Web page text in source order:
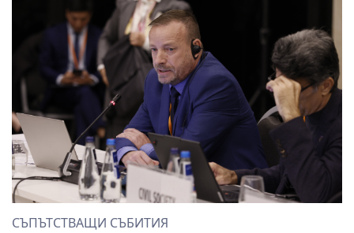
СЪПЪТСТВАЩИ СЪБИТИЯ